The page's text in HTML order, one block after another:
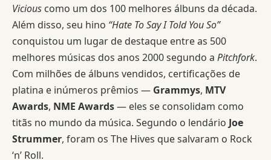
Vicious como um dos 100 melhores álbuns da década.
Além disso, seu hino “Hate To Say I Told You So”
conquistou um lugar de destaque entre as 500
melhores músicas dos anos 2000 segundo a Pitchfork.
Com milhões de álbuns vendidos, certificações de
platina e inúmeros prêmios — Grammys, MTV
Awards, NME Awards— eles se consolidam como
titãs no mundo da música. Segundo o lendário Joe
Strummer, foram os The Hives que salvaram o Rock
‘n’ Roll.